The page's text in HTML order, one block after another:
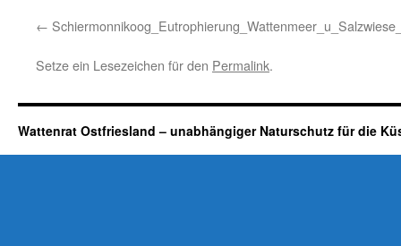
Setze ein Lesezeichen für den Permalink.
Wattenrat Ostfriesland – unabhängiger Naturschutz für die